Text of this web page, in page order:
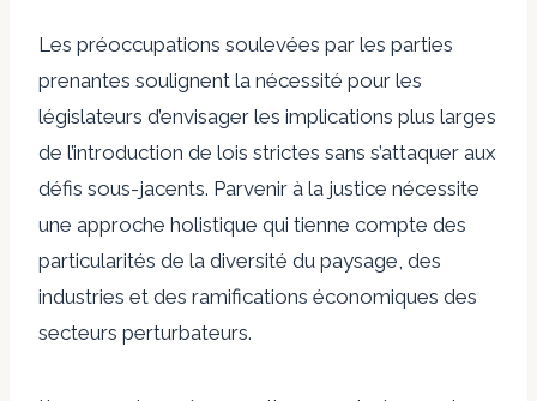
Les préoccupations soulevées par les parties
prenantes soulignent la nécessité pour les
législateurs d’envisager les implications plus larges
de l’introduction de lois strictes sans s’attaquer aux
défis sous-jacents. Parvenir à la justice nécessite
une approche holistique qui tienne compte des
particularités de la diversité du paysage, des
industries et des ramifications économiques des
secteurs perturbateurs.